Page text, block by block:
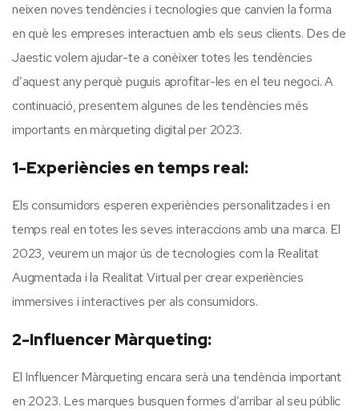
neixen noves tendències i tecnologies que canvien la forma
en què les empreses interactuen amb els seus clients. Des de
Jaestic volem ajudar-te a conèixer totes les tendències
d’aquest any perquè puguis aprofitar-les en el teu negoci. A
continuació, presentem algunes de les tendències més
importants en màrqueting digital per 2023.
1-Experiències en temps real:
Els consumidors esperen experiències personalitzades i en
temps real en totes les seves interaccions amb una marca. El
2023, veurem un major ús de tecnologies com la Realitat
Augmentada i la Realitat Virtual per crear experiències
immersives i interactives per als consumidors.
2-Influencer Màrqueting:
El Influencer Màrqueting encara serà una tendència important
en 2023. Les marques busquen formes d’arribar al seu públic